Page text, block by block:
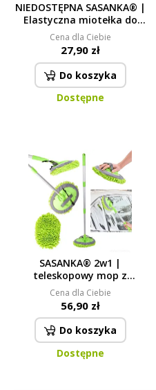
NIEDOSTĘPNA SASANKA® |
Elastyczna miotełka do
kurzu do trudno dostępnych
miejsc i grzejników 60 cm
Cena dla Ciebie
27,90 zł
Do koszyka
Dostępne
SASANKA® 2w1 |
teleskopowy mop z
regulowanym kątem
nachylenia | 55 do 106 cm
Cena dla Ciebie
56,90 zł
Do koszyka
Dostępne